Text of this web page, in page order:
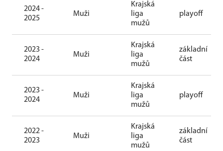
2024 -
2025
Muži
Krajská
liga
mužů
playoff
2023 -
2024
Muži
Krajská
liga
mužů
základní
část
2023 -
2024
Muži
Krajská
liga
mužů
playoff
2022 -
2023
Muži
Krajská
liga
mužů
základní
část